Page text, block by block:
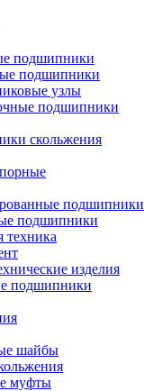
подшипники
подшипники
узлы
подшипники
скольжения
подшипники
подшипники
техника
изделия
подшипники
шайбы
муфты